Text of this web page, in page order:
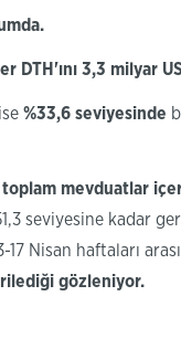
DTH'ını 3,3 milyar
%33,6 seviyesinde
mevduatlar
seviyesine kadar
Nisan haftaları
gözleniyor.